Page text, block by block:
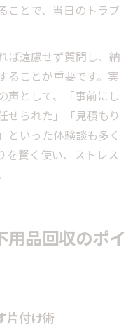
ことで、当日のトラブ
ば遠慮せず質問し、納
ることが重要です。実
声として、「事前にし
せられた」「見積もり
といった体験談も多く
を賢く使い、ストレス
用品回収のポイ
片付け術